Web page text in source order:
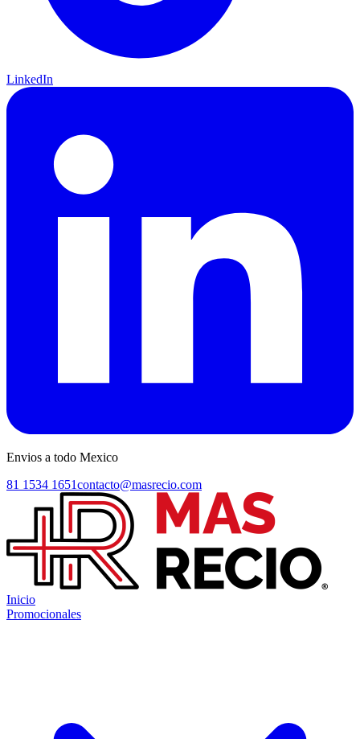
LinkedIn
Envios a todo Mexico
81 1534 1651contacto@masrecio.com
Inicio
Promocionales